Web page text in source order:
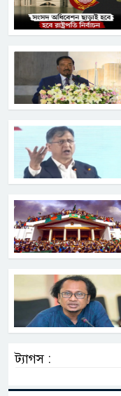
ট্যাগস :